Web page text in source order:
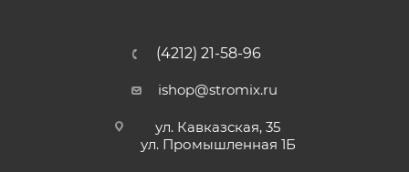
(4212) 21-58-96
ishop@stromix.ru
ул. Кавказская, 35
ул. Промышленная 1Б